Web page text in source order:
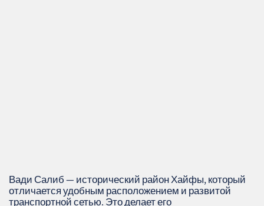
Вади Салиб — исторический район Хайфы, который
отличается удобным расположением и развитой
транспортной сетью. Это делает его